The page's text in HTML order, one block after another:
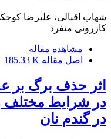
شهاب اقبالی، علیرضا
کازرونی منفرد
مشاهده مقاله
اصل مقاله 185.33 K
اثر حذف برگ بر
در شرایط مختلف
در گندم نان